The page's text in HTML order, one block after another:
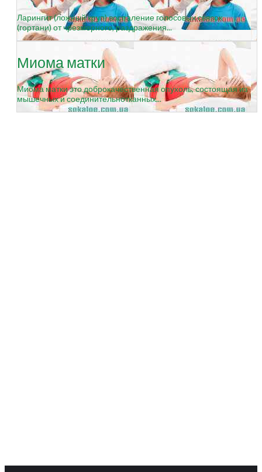
Ларингит (ложный круп) воспаление голосовых связок
(гортани) от чрезмерного, раздражения...
Миома матки
Миома матки это доброкачественная опухоль, состоящая из
мышечных и соединительнотканных...